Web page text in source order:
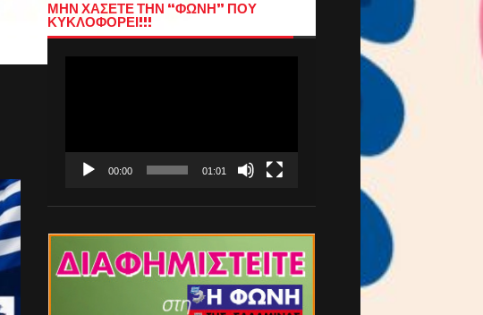
ΜΗΝ ΧΑΣΕΤΕ ΤΗΝ “ΦΩΝΗ” ΠΟΥ
ΚΥΚΛΟΦΟΡΕΙ!!!
00:00 01:01